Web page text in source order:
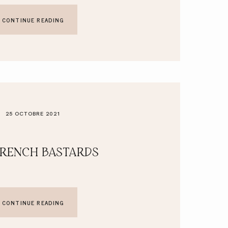
CONTINUE READING
25 OCTOBRE 2021
BASTARDS
CONTINUE READING